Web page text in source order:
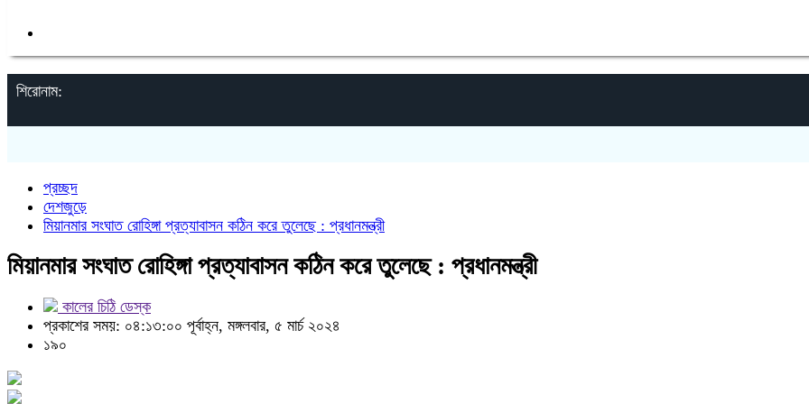
শিরোনাম:
প্রচ্ছদ
দেশজুড়ে
মিয়ানমার সংঘাত রোহিঙ্গা প্রত্যাবাসন কঠিন করে তুলেছে : প্রধানমন্ত্রী
মিয়ানমার সংঘাত রোহিঙ্গা প্রত্যাবাসন কঠিন করে তুলেছে : প্রধানমন্ত্রী
কালের চিঠি ডেস্ক
প্রকাশের সময়: ০৪:১৩:০০ পূর্বাহ্ন, মঙ্গলবার, ৫ মার্চ ২০২৪
১৯০